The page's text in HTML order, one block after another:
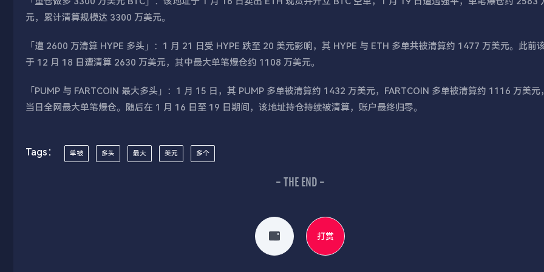
元，累计清算规模达 3300 万美元。
「遭 2600 万清算 HYPE 多头」：1 月 21 日受 HYPE 跌至 20 美元影响，其 HYPE 与 ETH 多单共被清算约 1477 万美元。此前
于 12 月 18 日遭清算 2630 万美元，其中最大单笔爆仓约 1108 万美元。
「PUMP 与 FARTCOIN 最大多头」：1 月 15 日，其 PUMP 多单被清算约 1432 万美元，FARTCOIN 多单被清算约 1116 万美元
当日全网最大单笔爆仓。随后在 1 月 16 日至 19 日期间，该地址持仓持续被清算，账户最终归零。
Tags： 单被 多头 最大 美元 多个
- THE END -
打赏